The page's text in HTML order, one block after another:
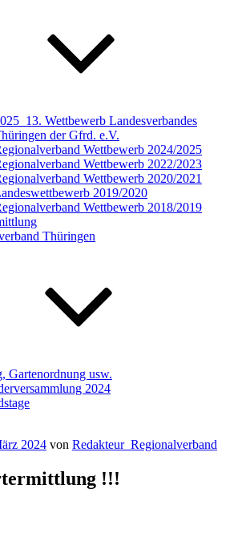
Wettbewerb Landesverbandes
der Gfrd. e.V.
Wettbewerb 2024/2025
Wettbewerb 2022/2023
Wettbewerb 2020/2021
2019/2020
Wettbewerb 2018/2019
Thüringen
Gartenordnung usw.
2024
2024 von Redakteur_Regionalverband
!!!